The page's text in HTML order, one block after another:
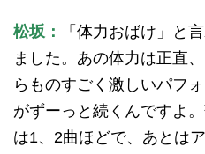
松坂：
「体力おばけ」と
ました。あの体力は正直
らものすごく激しいパフ
がずーっと続くんですよ
は1、2曲ほどで、あとは